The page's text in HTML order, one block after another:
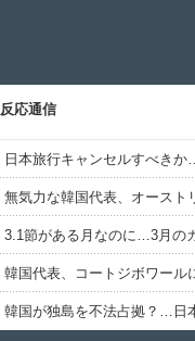
応通信
韓国代表、コートジボワール